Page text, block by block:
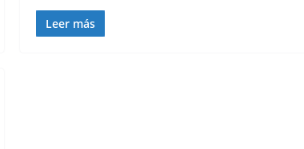
Leer más